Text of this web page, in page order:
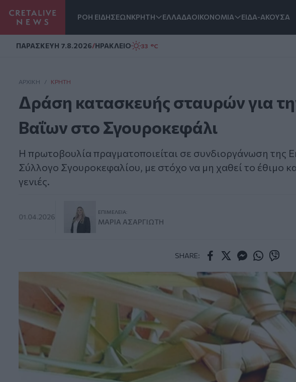
ΡΟΗ ΕΙΔΗΣΕΩΝΚΡΗΤΗ ΕΛΛΑΔΑΟΙΚΟΝΟΜΙΑ ΕΙΔΑ-ΑΚΟΥΣΑ
ΠΑΡΑΣΚΕΥΗ 7.8.2026/ΗΡΑΚΛΕΙΟ 33 °C
ΑΡΧΙΚΗ / ΚΡΉΤΗ
Δράση κατασκευής σταυρών για
Βαΐων στο Σγουροκεφάλι
Η πρωτοβουλία πραγματοποιείται σε συνδιοργάνωση της
Σύλλογο Σγουροκεφαλίου, με στόχο να μη χαθεί το έθιμο
γενιές.
01.04.2026
ΕΠΙΜΈΛΕΙΑ:
ΜΑΡΊΑ ΑΣΑΡΓΙΏΤΗ
SHARE: